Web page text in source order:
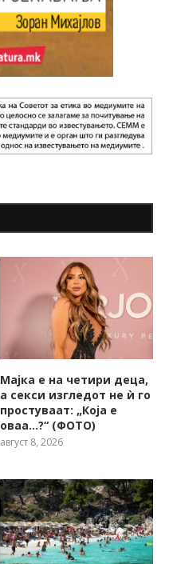
Мајка е на четири деца,
а секси изгледот не ѝ го
простуваат: „Која е
оваа…?“ (ФОТО)
август 8, 2026